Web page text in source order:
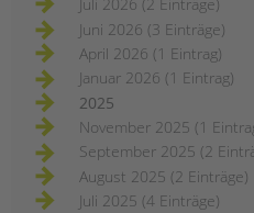
Juni 2026 (3 Einträge)
April 2026 (1 Eintrag)
Januar 2026 (1 Eintrag)
2025
November 2025 (1
September 2025 (2
August 2025 (2 Einträge)
Juli 2025 (4 Einträge)